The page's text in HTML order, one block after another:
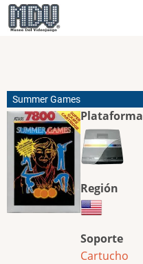
Pasar
al
Summer Games
Plataforma
Región
Soporte
Cartucho